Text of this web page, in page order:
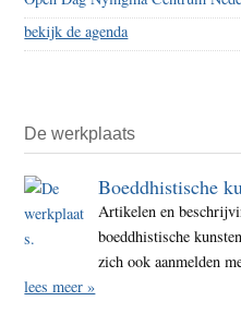
bekijk de agenda
De werkplaats
Boeddhistische
Artikelen en
boeddhistische
zich ook aanmelden
lees meer »